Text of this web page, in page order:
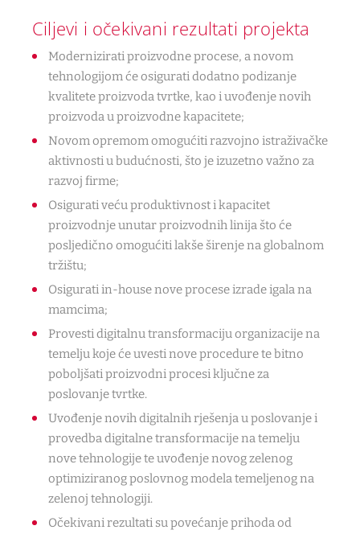
Ciljevi i očekivani rezultati projekta
Modernizirati proizvodne procese, a novom
tehnologijom će osigurati dodatno podizanje
kvalitete proizvoda tvrtke, kao i uvođenje novih
proizvoda u proizvodne kapacitete;
Novom opremom omogućiti razvojno istraživačke
aktivnosti u budućnosti, što je izuzetno važno za
razvoj firme;
Osigurati veću produktivnost i kapacitet
proizvodnje unutar proizvodnih linija što će
posljedično omogućiti lakše širenje na globalnom
tržištu;
Osigurati in-house nove procese izrade igala na
mamcima;
Provesti digitalnu transformaciju organizacije na
temelju koje će uvesti nove procedure te bitno
poboljšati proizvodni procesi ključne za
poslovanje tvrtke.
Uvođenje novih digitalnih rješenja u poslovanje i
provedba digitalne transformacije na temelju
nove tehnologije te uvođenje novog zelenog
optimiziranog poslovnog modela temeljenog na
zelenoj tehnologiji.
Očekivani rezultati su povećanje prihoda od